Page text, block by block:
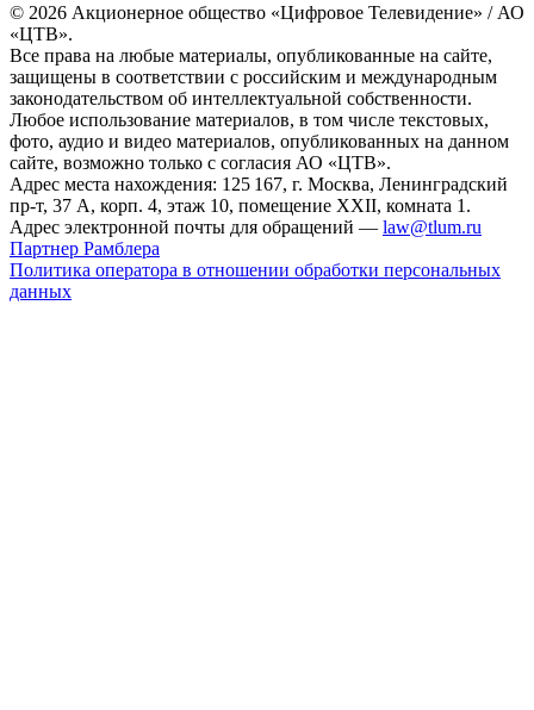
© 2026 Акционерное общество «Цифровое Телевидение» / АО
«ЦТВ».
Все права на любые материалы, опубликованные на сайте,
защищены в соответствии с российским и международным
законодательством об интеллектуальной собственности.
Любое использование материалов, в том числе текстовых,
фото, аудио и видео материалов, опубликованных на данном
сайте, возможно только с согласия АО «ЦТВ».
Адрес места нахождения: 125 167, г. Москва, Ленинградский
пр-т, 37 А, корп. 4, этаж 10, помещение XXII, комната 1.
Адрес электронной почты для обращений — law@tlum.ru
Партнер Рамблера
Политика оператора в отношении обработки персональных
данных